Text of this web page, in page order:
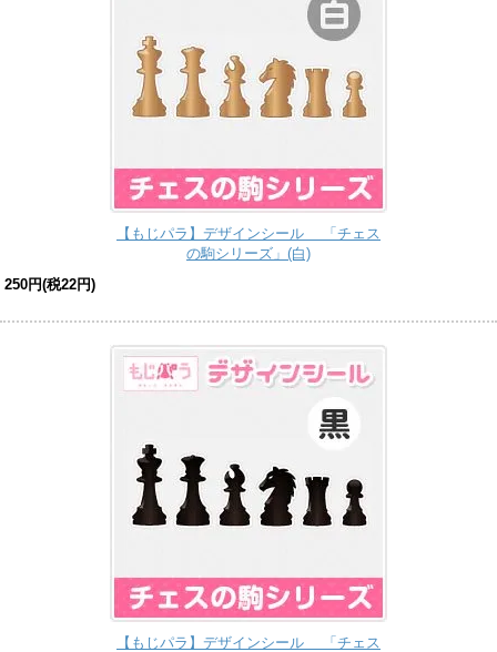
【もじパラ】デザインシール 「チェス
の駒シリーズ」(白)
250円(税22円)
【もじパラ】デザインシール 「チェス